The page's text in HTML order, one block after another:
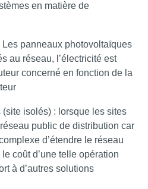
en matière de
Les panneaux photovoltaïques
au réseau, l’électricité est
concerné en fonction de la
isolés) : lorsque les sites
public de distribution car
d’étendre le réseau
coût d’une telle opération
à d’autres solutions